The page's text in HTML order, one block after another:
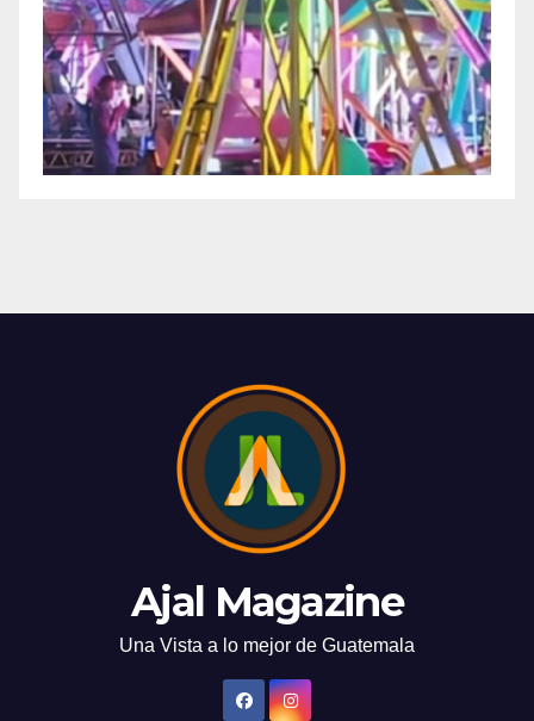
Ajal Magazine
Una Vista a lo mejor de Guatemala